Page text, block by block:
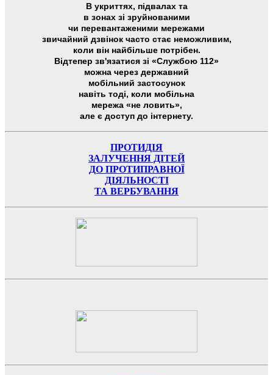
В укриттях, підвалах та
в зонах зі зруйнованими
чи перевантаженими мережами
звичайний дзвінок часто стає неможливим,
коли він найбільше потрібен.
Відтепер зв'язатися зі «Службою 112»
можна через державний
мобільний застосунок
навіть тоді, коли мобільна
мережа «не ловить»,
але є доступ до інтернету.
ПРОТИДІЯ
ЗАЛУЧЕННЯ ДІТЕЙ
ДО ПРОТИПРАВНОЇ
ДІЯЛЬНОСТІ
ТА ВЕРБУВАННЯ